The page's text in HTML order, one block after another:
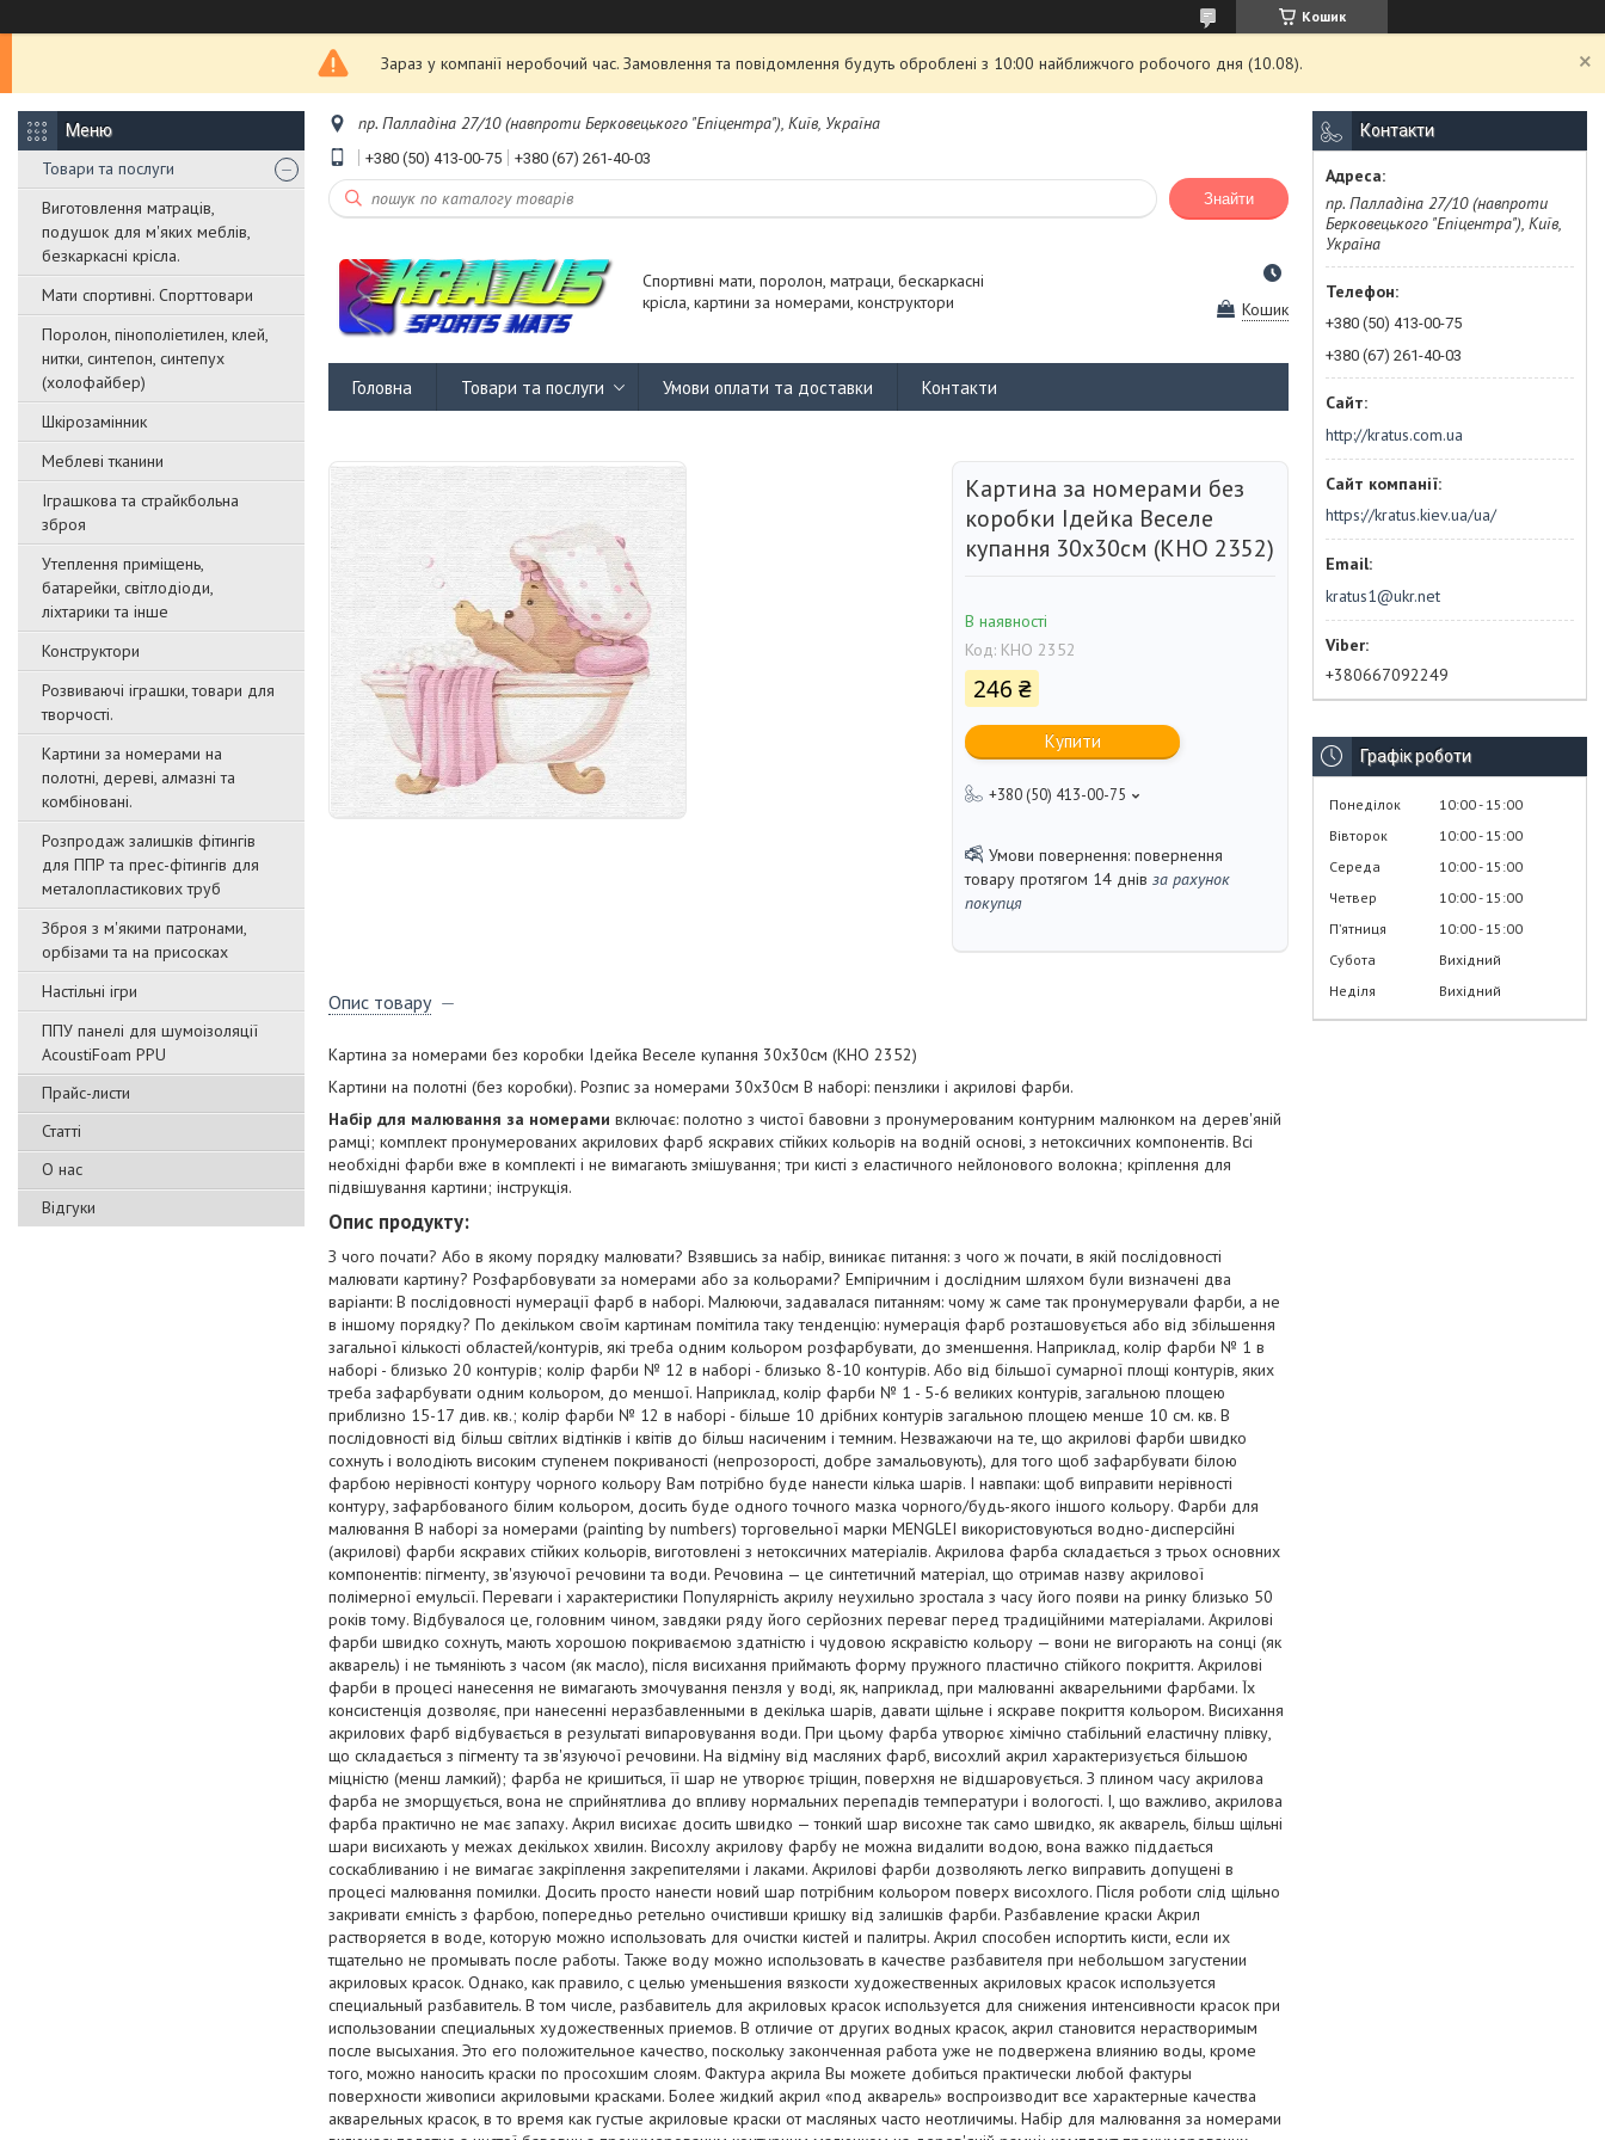
Кошик
Зараз у компанії неробочий час. Замовлення та повідомлення будуть оброблені з 10:00 найближчого робочого дня (10.08).
Товари та послуги
Виготовлення матраців,
подушок для м'яких меблів,
безкаркасні крісла.
Мати спортивні. Спорттовари
Поролон, пінополіетилен, клей,
нитки, синтепон, синтепух
(холофайбер)
Шкірозамінник
Меблеві тканини
Іграшкова та страйкбольна
зброя
Утеплення приміщень,
батарейки, світлодіоди,
ліхтарики та інше
Конструктори
Розвиваючі іграшки, товари для
творчості.
Картини за номерами на
полотні, дереві, алмазні та
комбіновані.
Розпродаж залишків фітингів
для ППР та прес-фітингів для
металопластикових труб
Зброя з м'якими патронами,
орбізами та на присосках
Настільні ігри
ППУ панелі для шумоізоляції
AcoustiFoam PPU
Прайс-листи
Статті
О нас
Відгуки
пр. Палладіна 27/10 (навпроти Берковецького "Епіцентра"), Київ, Україна
+380 (50) 413-00-75 +380 (67) 261-40-03
Знайти
Спортивні мати, поролон, матраци, бескаркасні
крісла, картини за номерами, конструктори
Кошик
Головна Товари та послуги Умови оплати та доставки Контакти
Картина за номерами без
коробки Ідейка Веселе
купання 30х30см (KHO 2352)
В наявності
Код: KHO 2352
246 ₴
Купити
+380 (50) 413-00-75
повернення
товару протягом 14 днів за рахунок
покупця
Опис товару
Картина за номерами без коробки Ідейка Веселе купання 30х30см (KHO 2352)
Картини на полотні (без коробки). Розпис за номерами 30х30см В наборі: пензлики і акрилові фарби.
Набір для малювання за номерами включає: полотно з чистої бавовни з пронумерованим контурним малюнком на дерев'яній
рамці; комплект пронумерованих акрилових фарб яскравих стійких кольорів на водній основі, з нетоксичних компонентів. Всі
необхідні фарби вже в комплекті і не вимагають змішування; три кисті з еластичного нейлонового волокна; кріплення для
підвішування картини; інструкція.
Опис продукту:
З чого почати? Або в якому порядку малювати? Взявшись за набір, виникає питання: з чого ж почати, в якій послідовності
малювати картину? Розфарбовувати за номерами або за кольорами? Емпіричним і дослідним шляхом були визначені два
варіанти: В послідовності нумерації фарб в наборі. Малюючи, задавалася питанням: чому ж саме так пронумерували фарби, а не
в іншому порядку? По декільком своїм картинам помітила таку тенденцію: нумерація фарб розташовується або від збільшення
загальної кількості областей/контурів, які треба одним кольором розфарбувати, до зменшення. Наприклад, колір фарби № 1 в
наборі - близько 20 контурів; колір фарби № 12 в наборі - близько 8-10 контурів. Або від більшої сумарної площі контурів, яких
треба зафарбувати одним кольором, до меншої. Наприклад, колір фарби № 1 - 5-6 великих контурів, загальною площею
приблизно 15-17 див. кв.; колір фарби № 12 в наборі - більше 10 дрібних контурів загальною площею менше 10 см. кв. В
послідовності від більш світлих відтінків і квітів до більш насиченим і темним. Незважаючи на те, що акрилові фарби швидко
сохнуть і володіють високим ступенем покриваності (непрозорості, добре замальовують), для того щоб зафарбувати білою
фарбою нерівності контуру чорного кольору Вам потрібно буде нанести кілька шарів. І навпаки: щоб виправити нерівності
контуру, зафарбованого білим кольором, досить буде одного точного мазка чорного/будь-якого іншого кольору. Фарби для
малювання В наборі за номерами (painting by numbers) торговельної марки MENGLEI використовуються водно-дисперсійні
(акрилові) фарби яскравих стійких кольорів, виготовлені з нетоксичних матеріалів. Акрилова фарба складається з трьох основних
компонентів: пігменту, зв'язуючої речовини та води. Речовина — це синтетичний матеріал, що отримав назву акрилової
полімерної емульсії. Переваги і характеристики Популярність акрилу неухильно зростала з часу його появи на ринку близько 50
років тому. Відбувалося це, головним чином, завдяки ряду його серйозних переваг перед традиційними матеріалами. Акрилові
фарби швидко сохнуть, мають хорошою покриваємою здатністю і чудовою яскравістю кольору — вони не вигорають на сонці (як
акварель) і не тьмяніють з часом (як масло), після висихання приймають форму пружного пластично стійкого покриття. Акрилові
фарби в процесі нанесення не вимагають змочування пензля у воді, як, наприклад, при малюванні акварельними фарбами. Їх
консистенція дозволяє, при нанесенні неразбавленными в декілька шарів, давати щільне і яскраве покриття кольором. Висихання
акрилових фарб відбувається в результаті випаровування води. При цьому фарба утворює хімічно стабільний еластичну плівку,
що складається з пігменту та зв'язуючої речовини. На відміну від масляних фарб, висохлий акрил характеризується більшою
міцністю (менш ламкий); фарба не кришиться, її шар не утворює тріщин, поверхня не відшаровується. З плином часу акрилова
фарба не зморщується, вона не сприйнятлива до впливу нормальних перепадів температури і вологості. І, що важливо, акрилова
фарба практично не має запаху. Акрил висихає досить швидко — тонкий шар висохне так само швидко, як акварель, більш щільні
шари висихають у межах декількох хвилин. Висохлу акрилову фарбу не можна видалити водою, вона важко піддається
соскабливанию і не вимагає закріплення закрепителями і лаками. Акрилові фарби дозволяють легко виправить допущені в
процесі малювання помилки. Досить просто нанести новий шар потрібним кольором поверх висохлого. Після роботи слід щільно
закривати ємність з фарбою, попередньо ретельно очистивши кришку від залишків фарби. Разбавление краски Акрил
растворяется в воде, которую можно использовать для очистки кистей и палитры. Акрил способен испортить кисти, если их
тщательно не промывать после работы. Также воду можно использовать в качестве разбавителя при небольшом загустении
акриловых красок. Однако, как правило, с целью уменьшения вязкости художественных акриловых красок используется
специальный разбавитель. В том числе, разбавитель для акриловых красок используется для снижения интенсивности красок при
использовании специальных художественных приемов. В отличие от других водных красок, акрил становится нерастворимым
после высыхания. Это его положительное качество, поскольку законченная работа уже не подвержена влиянию воды, кроме
того, можно наносить краски по просохшим слоям. Фактура акрила Вы можете добиться практически любой фактуры
поверхности живописи акриловыми красками. Более жидкий акрил «под акварель» воспроизводит все характерные качества
акварельных красок, в то время как густые акриловые краски от масляных часто неотличимы. Набір для малювання за номерами
Контакти
пр. Палладіна 27/10 (навпроти
Берковецького "Епіцентра"), Київ,
Україна
+380 (50) 413-00-75
+380 (67) 261-40-03
http://kratus.com.ua
https://kratus.kiev.ua/ua/
kratus1@ukr.net
+380667092249
Графік роботи
Понеділок 10:00 15:00
Вівторок
10:00 15:00
Середа
10:00 15:00
Четвер
10:00 15:00
Пʼятниця
10:00 15:00
Субота
Вихідний
Неділя
Вихідний